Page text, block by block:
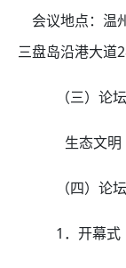
会议地点：温
三盘岛沿港大道
（三）论
生态文
（四）论
1．开幕式